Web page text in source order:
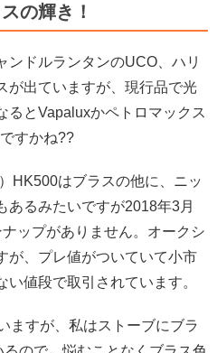
の輝き！
ンドルランタンのUCO、ハリ
が出ていますが、現行品で光
るとVapaluxかペトロマックス
すかね??
HK500はブラスの他に、ニッ
あるみたいですが2018年3月
ップがありません。オークシ
が、プレ値がついていて小市
値段で取引されています。
ますが、私はストーブにブラ